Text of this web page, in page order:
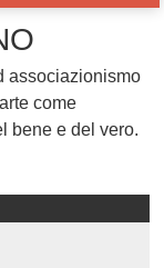
associazionismo
come
bene e del vero.